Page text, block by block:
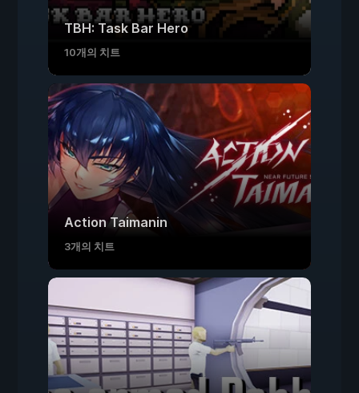
TBH: Task Bar Hero
10개의 치트
Action Taimanin
3개의 치트